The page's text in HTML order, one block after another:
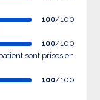
100/100
100/100
sont prises en
100/100